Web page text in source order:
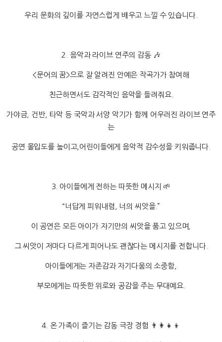
우리 문화의 깊이를 자연스럽게 배우고 느낄 수 있습니다.
2. 음악과 라이브 연주의 감동 🎶
<문어의 꿈>으로 잘 알려진 안예은 작곡가가 참여해
친근하면서도 감각적인 음악을 들려줘요.
가야금, 건반, 타악 등 국악과 서양 악기가 함께 어우러진 라이브 연주
는
공연 몰입도를 높이고,어린이들에게 음악적 감수성을 키워줍니다.
3. 아이들에게 전하는 따뜻한 메시지 🌱
“너답게 피워내렴, 너의 씨앗을.”
이 공연은 모든 아이가 자기만의 씨앗을 품고 있으며,
그 씨앗이 저마다 다르게 피어나도 괜찮다는 메시지를 전합니다.
아이들에게는 자존감과 자기다움의 소중함,
부모에게는 따뜻한 위로와 공감을 주는 무대예요.
4. 온 가족이 즐기는 감동 극장 경험 👨‍👩‍👧‍👦